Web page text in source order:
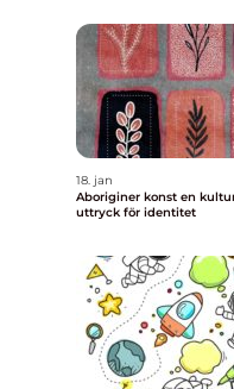
18. jan
Aboriginer konst en kulturell skatt och
uttryck för identitet